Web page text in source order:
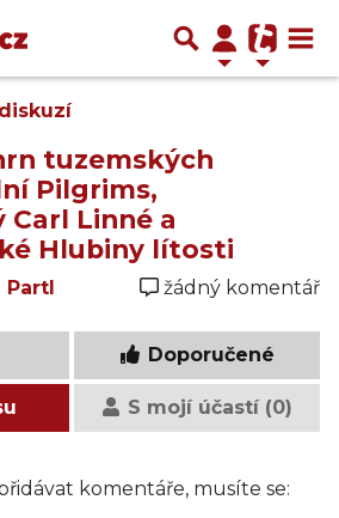
tuzemských
Pilgrims,
Linné a
Hlubiny lítosti
Partl žádný komentář
Doporučené
S mojí účastí (0)
komentáře, musíte se: